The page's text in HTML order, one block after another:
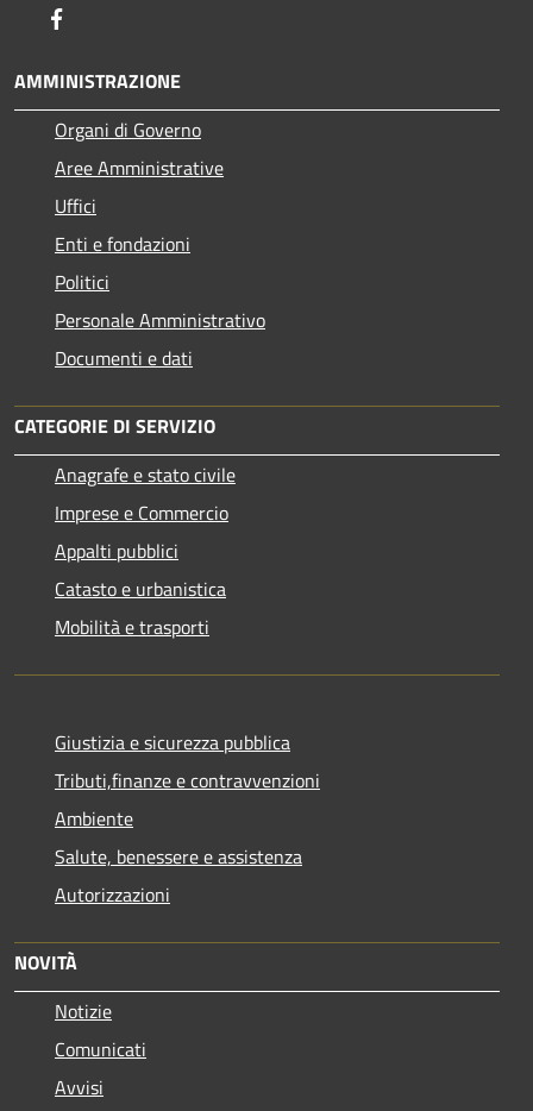
AMMINISTRAZIONE
Organi di Governo
Aree Amministrative
Uffici
Enti e fondazioni
Politici
Personale Amministrativo
Documenti e dati
CATEGORIE DI SERVIZIO
Anagrafe e stato civile
Imprese e Commercio
Appalti pubblici
Catasto e urbanistica
Mobilità e trasporti
Giustizia e sicurezza pubblica
Tributi,finanze e contravvenzioni
Ambiente
Salute, benessere e assistenza
Autorizzazioni
NOVITÀ
Notizie
Comunicati
Avvisi